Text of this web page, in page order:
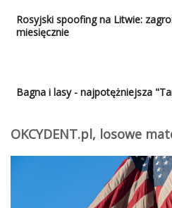
Rosyjski spoofing na Litwie:
miesięcznie
Bagna i lasy - najpotężniejsza
OKCYDENT.pl, losowe